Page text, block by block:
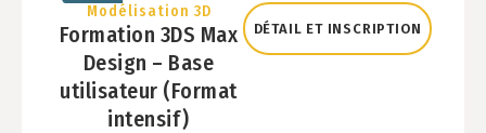
Modélisation 3D
Formation 3DS Max
Design – Base
utilisateur (Format
intensif)
DÉTAIL ET INSCRIPTION